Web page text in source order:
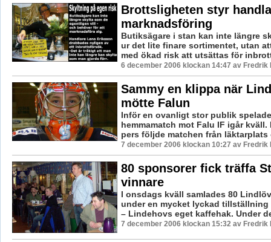
Brottsligheten styr
marknadsföring
Butiksägare i stan kan inte längre
ur det lite finare sortimentet, utan
med ökad risk att utsättas för
6 december 2006 klockan 14:47 av Fredrik
Sammy en klippa när
mötte Falun
Inför en ovanligt stor publik
hemmamatch mot Falu IF igår kväll.
pers följde matchen från läktarplats
7 december 2006 klockan 10:27 av Fredrik
80 sponsorer fick träffa
vinnare
I onsdags kväll samlades 80
under en mycket lyckad tillställning
– Lindehovs eget kaffehak. Under
7 december 2006 klockan 15:32 av Fredrik